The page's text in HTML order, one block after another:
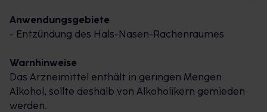
Nase.
Doch auch bei akuten Symptomen wie
Meditonsin® geeignet, um die Beschwerden zu
lindern und den grippalen Infekt weniger
unangenehm verlaufen zu lassen.
Anwendungsgebiete
- Entzündung des Hals-Nasen-Rachenraumes
Warnhinweise
Das Arzneimittel enthält in geringen Mengen
Alkohol, sollte deshalb von Alkoholikern gemieden
werden.